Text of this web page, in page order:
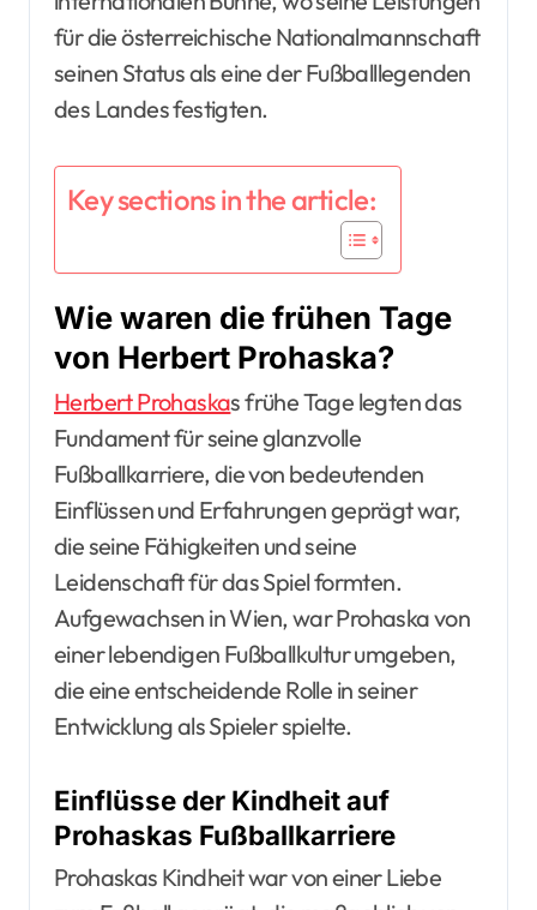
für die österreichische Nationalmannschaft
seinen Status als eine der Fußballlegenden
des Landes festigten.
Key sections in the article:
Wie waren die frühen Tage
von Herbert Prohaska?
Herbert Prohaskas frühe Tage legten das
Fundament für seine glanzvolle
Fußballkarriere, die von bedeutenden
Einflüssen und Erfahrungen geprägt war,
die seine Fähigkeiten und seine
Leidenschaft für das Spiel formten.
Aufgewachsen in Wien, war Prohaska von
einer lebendigen Fußballkultur umgeben,
die eine entscheidende Rolle in seiner
Entwicklung als Spieler spielte.
Einflüsse der Kindheit auf
Prohaskas Fußballkarriere
Prohaskas Kindheit war von einer Liebe